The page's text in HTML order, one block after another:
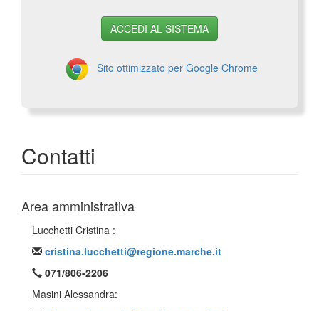
ACCEDI AL SISTEMA
Sito ottimizzato per Google Chrome
Contatti
Area amministrativa
Lucchetti Cristina :
cristina.lucchetti@regione.marche.it
071/806-2206
Masini Alessandra: